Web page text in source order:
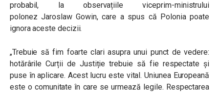
probabil, la observațiileviceprim-ministrului
polonezJaroslaw Gowin, care a spus că Polonia poate
ignora aceste decizii.
„Trebuie să fim foarte clari asupra unui punct de vedere:
hotărârile Curții de Justiție trebuie să fie respectate și
puse în aplicare. Acest lucru este vital. Uniunea Europeană
este o comunitate în care se urmează legile. Respectarea